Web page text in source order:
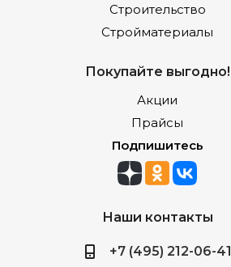
Строительство
Стройматериалы
Покупайте выгодно!
Акции
Прайсы
Подпишитесь
Наши контакты
+7 (495) 212-06-41